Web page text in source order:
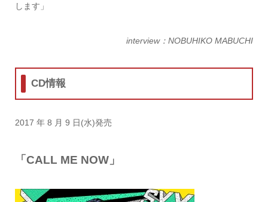
します」
interview：NOBUHIKO MABUCHI
CD情報
2017 年 8 月 9 日(水)発売
「CALL ME NOW」